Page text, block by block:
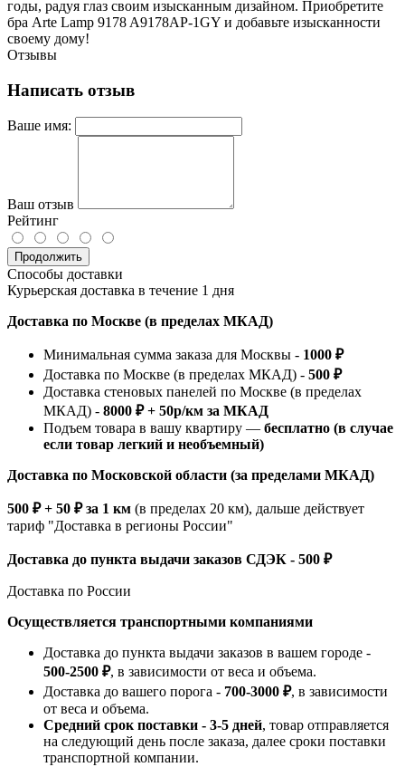
годы, радуя глаз своим изысканным дизайном. Приобретите
бра Arte Lamp 9178 A9178AP-1GY и добавьте изысканности
своему дому!
Отзывы
Написать отзыв
Ваше имя:
Ваш отзыв
Рейтинг
Продолжить
Способы доставки
Курьерская доставка в течение 1 дня
Доставка по Москве (в пределах МКАД)
Минимальная сумма заказа для Москвы - 1000 ₽
Доставка по Москве (в пределах МКАД) - 500 ₽
Доставка стеновых панелей по Москве (в пределах
МКАД) - 8000 ₽ + 50р/км за МКАД
Подъем товара в вашу квартиру — бесплатно (в случае
если товар легкий и необъемный)
Доставка по Московской области (за пределами МКАД)
500 ₽ + 50 ₽ за 1 км (в пределах 20 км), дальше действует
тариф "Доставка в регионы России"
Доставка до пункта выдачи заказов СДЭК - 500 ₽
Доставка по России
Осуществляется транспортными компаниями
Доставка до пункта выдачи заказов в вашем городе -
500-2500 ₽, в зависимости от веса и объема.
Доставка до вашего порога - 700-3000 ₽, в зависимости
от веса и объема.
Средний срок поставки - 3-5 дней, товар отправляется
на следующий день после заказа, далее сроки поставки
транспортной компании.